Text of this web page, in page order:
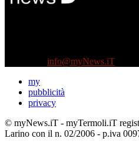
info@myNews.iT
my
pubblicità
privacy
© myNews.iT - myTermoli.iT
Larino con il n. 02/2006 - p.iva